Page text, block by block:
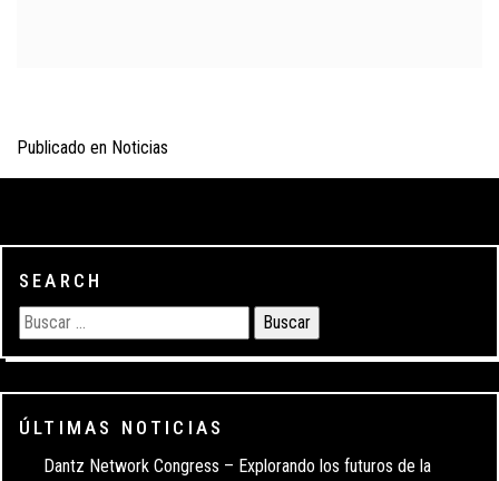
Publicado en Noticias
SEARCH
ÚLTIMAS NOTICIAS
Dantz Network Congress – Explorando los futuros de la